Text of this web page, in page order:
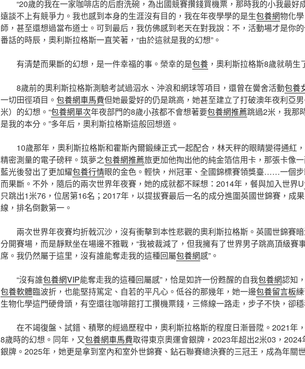
“20歲的我在一家咖啡店的后廚洗碗，為出國競賽攢錢買機票，那時我的小我最好
遠談不上有競爭力。我也感到本身的生涯沒有目的，我在年夜學學的是生包養網物化
師，甚至還想過當布道士。可到最后，我仿佛感到老天在對我說：不，活動場才是你
番話的時辰，奧利斯拉格斯一直笑著，“由於這就是我的幻想”。
有清楚而果斷的幻想，是一件幸福的事。榮幸的是包養 ，奧利斯拉格斯8歲就萌生
8歲前的奧利斯拉格斯測驗考試過泅水、沖浪和網球等項目，還曾在黌舍活動包養
一切田徑項目。 包養網車馬費但她最愛好的仍是跳高，她甚至建立了打破澳年夜利亞
米）的幻想。“包養網單次年夜部門的8歲小孩都不會想著要包養網推薦跳過2米，我那
是我的本分。”多年后，奧利斯拉格斯這般回想道。
10歲那年，奧利斯拉格斯和霍斯內爾鍛練正式一起配合，林天秤的眼睛變得通紅
精密測量的電子磅秤。筑夢之包養網推薦旅更加他掏出他的純金箔信用卡，那張卡像
藍光後發出了更加耀包養行情眼的金色。輕快，州冠軍、全國錦標賽領獎臺……一個
而果斷。不外，隨后的兩次世界年夜賽，她的成就都不睬想：2014年，餐與加入世界U
只跳出1米76，位居第16名；2017年，以提拔賽最后一名的成分進圍英國世錦賽，成
線，排名倒數第一。
兩次世界年夜賽均折戟沉沙，沒有衝擊到本性悲觀的奧利斯拉格斯。英國世錦賽
分開賽場，而是靜默坐在場邊不雅戰，“我被裁減了，但我擁有了世界男子跳高頂級賽
席。我仍然屬于這里，沒有誰能奪走我的這種回屬包養網感”。
“沒有誰包養網VIP能奪走我的這種回屬感”，恰是如許一份甦醒的自我包養網認知
包養軟體臨波折，也能堅持篤定、自若的平凡心。低谷的那幾年，她一邊包養留言板
生物化學這門硬骨頭，有空還往咖啡館打工攢機票錢，三條線一路走，步子不快，卻穩
在不竭復盤、試錯、積聚的經過歷程中，奧利斯拉格斯的程度日漸晉陞。2021年
8歲時的幻想。同年，又包養網車馬費取得東京奧運會銀牌，2023年超出2米03，
銀牌。2025年，她更是拿到室內和室外世錦賽、鉆石聯賽總決賽的三冠王，成為年關